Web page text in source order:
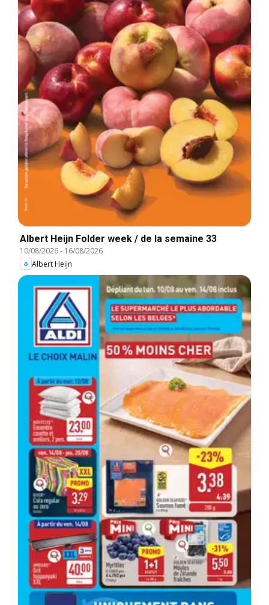
Albert Heijn Folder week / de la semaine 33
10/08/2026- 16/08/2026
Albert Heijn